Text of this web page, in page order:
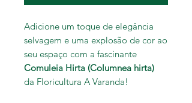
Adicione um toque de elegância
selvagem e uma explosão de cor ao
seu espaço com a fascinante
Comuleia Hirta (Columnea hirta)
da Floricultura A Varanda!